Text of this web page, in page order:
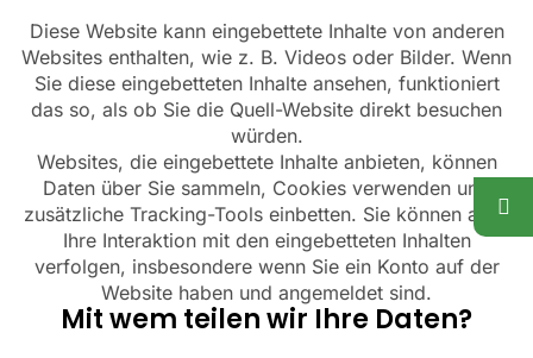
Diese Website kann eingebettete Inhalte von anderen
Websites enthalten, wie z. B. Videos oder Bilder. Wenn
Sie diese eingebetteten Inhalte ansehen, funktioniert
das so, als ob Sie die Quell-Website direkt besuchen
würden.
Websites, die eingebettete Inhalte anbieten, können
Daten über Sie sammeln, Cookies verwenden und
zusätzliche Tracking-Tools einbetten. Sie können auch
Ihre Interaktion mit den eingebetteten Inhalten
verfolgen, insbesondere wenn Sie ein Konto auf der
Website haben und angemeldet sind.
Mit wem teilen wir Ihre Daten?